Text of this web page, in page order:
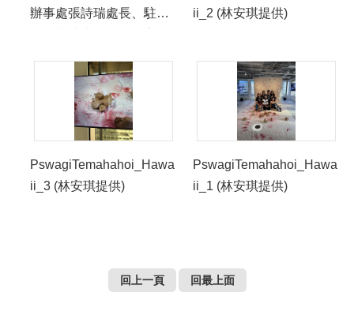
辦事處張詩瑞處長、駐洛
右）於展場合影（駐檀香
山辦事處攝） (1)
ii_2 (林安琪提供)
PswagiTemahahoi_Hawa
ii_3 (林安琪提供)
PswagiTemahahoi_Hawa
ii_1 (林安琪提供)
回上一頁 回最上面